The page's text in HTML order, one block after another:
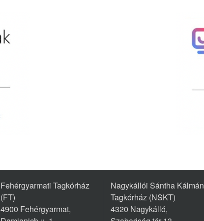
Fehérgyarmati Tagkórház
(FT)
4900 Fehérgyarmat,
Nagykállói Sántha Kálmán
Tagkórház (NSKT)
4320 Nagykálló,